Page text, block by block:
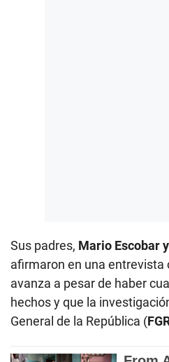
Sus padres, Mario Escobar
afirmaron en una entrevista
avanza a pesar de haber
hechos y que la
General de la República (